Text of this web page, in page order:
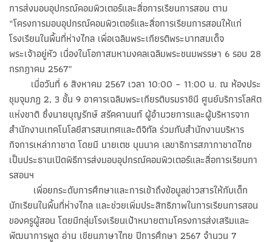
การส่งมอบอุปกรณ์คอมพิวเตอร์และสื่อการเรียนการสอน ตาม
“โครงการมอบอุปกรณ์คอมพิวเตอร์และสื่อการเรียนการสอนให้แก่
โรงเรียนในพื้นที่ห่างไกล เพื่อเฉลิมพระเกียรติพระบาทสมเด็จ
พระเจ้าอยู่หัว เนื่องในโอกาสมหามงคลเฉลิมพระชนมพรรษา 6 รอบ 28
กรกฎาคม 2567”
เมื่อวันที่ 6 สิงหาคม 2567 เวลา 10:00 – 11:00 น. ณ ห้องประ
ชุมจุมภฏ 2, 3 ชั้น 9 อาคารเฉลิมพระเกียรติบรมราชินี ศูนย์บริการโลหิต
แห่งชาติ ซึ่งนายบุญรักษ์ สรัคคานนท์ ผู้อำนวยการและผู้บริหารจาก
สำนักงานเทคโนโลยีสารสนเทศและดิจิทัล ร่วมกับสำนักงานบริหาร
กิจการเหล่ากาชาด โดยมี นายเตช บุนนาค เลขาธิการสภากาชาดไทย
เป็นประธานเปิดพิธีการส่งมอบอุปกรณ์คอมพิวเตอร์และสื่อการเรียนกา
รสอนฯ
เพื่อยกระดับการศึกษาและการเข้าถึงข้อมูลข่าวสารให้กับเด็ก
นักเรียนในพื้นที่ห่างไกล และช่วยเพิ่มประสิทธิภาพในการเรียนการสอน
ของครูผู้สอน โดยมีกลุ่มโรงเรียนเป้าหมายตามโครงการส่งเสริมและ
พัฒนาการพูด อ่าน เขียนภาษาไทย ปีการศึกษา 2567 จำนวน 7